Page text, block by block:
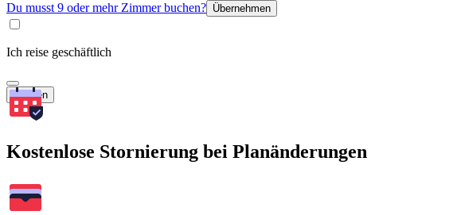
Du musst 9 oder mehr Zimmer buchen? Übernehmen
Ich reise geschäftlich
Suchen
Kostenlose Stornierung bei Planänderungen